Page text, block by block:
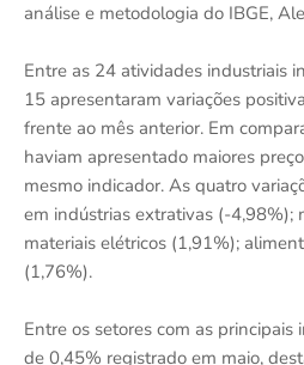
análise e metodologia do IBGE,
Entre as 24 atividades industriais
15 apresentaram variações
frente ao mês anterior. Em
haviam apresentado maiores
mesmo indicador. As quatro
em indústrias extrativas (-4,98%);
materiais elétricos (1,91%);
(1,76%).
Entre os setores com as
de 0,45% registrado em maio,